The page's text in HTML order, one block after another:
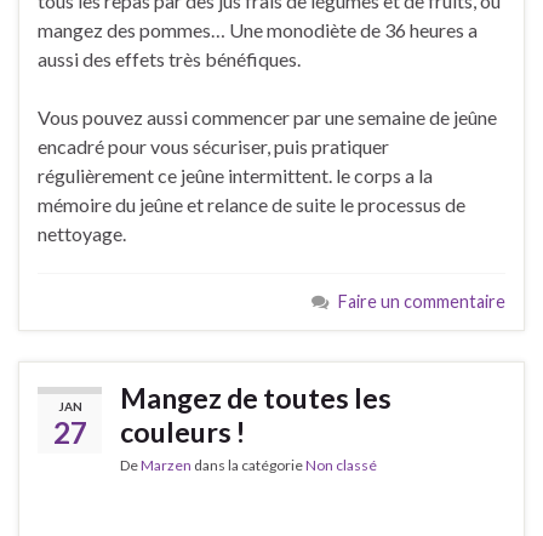
mangez des pommes… Une monodiète de 36 heures a
aussi des effets très bénéfiques.
Vous pouvez aussi commencer par une semaine de jeûne
encadré pour vous sécuriser, puis pratiquer
régulièrement ce jeûne intermittent. le corps a la
mémoire du jeûne et relance de suite le processus de
nettoyage.
Faire un commentaire
JAN
27
Mangez de toutes les
couleurs !
DeMarzen dans la catégorieNon classé